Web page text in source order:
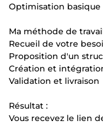
Optimisation basique
Ma méthode de
Recueil de votre
Proposition d'un
Création et
Validation et livraison
Résultat :
Vous recevez le lien